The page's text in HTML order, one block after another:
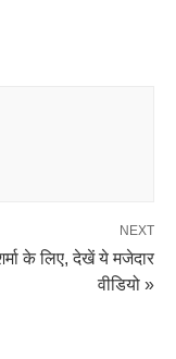
NEXT
के लिए, देखें ये मजेदार
वीडियो »